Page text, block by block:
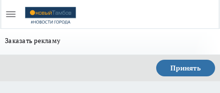
Заказать рекламу
Принять